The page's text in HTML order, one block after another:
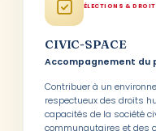
ÉLECTIONS &
CIVIC-SPACE
Accompagnement du
Contribuer à un
respectueux des droits
capacités de la société
communautaires et des